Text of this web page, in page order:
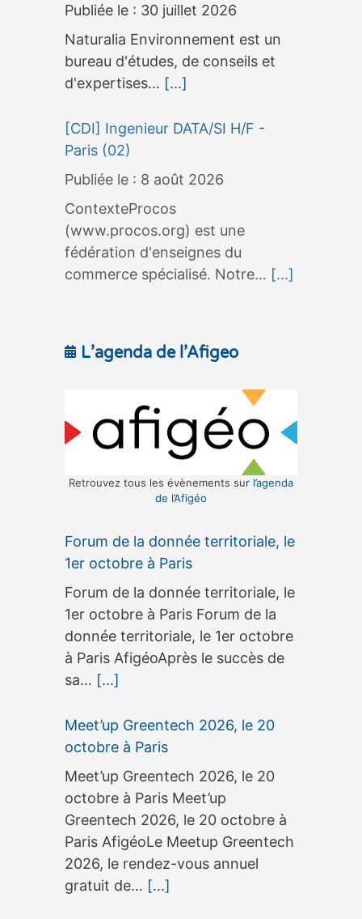
30 juillet 2026
Naturalia Environnement est un
bureau d'études, de conseils et
d'expertises… [...]
[CDI] Ingenieur DATA/SI H/F -
Paris (02)
8 août 2026
ContexteProcos
(www.procos.org) est une
fédération d'enseignes du
commerce spécialisé. Notre… [...]
L’agenda de l’Afigeo
Retrouvez tous les évènements sur l’agenda
de l’Afigéo
Forum de la donnée territoriale, le
1er octobre à Paris
Forum de la donnée territoriale, le
1er octobre à Paris Forum de la
donnée territoriale, le 1er octobre
à Paris AfigéoAprès le succès de
sa… [...]
Meet’up Greentech 2026, le 20
octobre à Paris
Meet’up Greentech 2026, le 20
octobre à Paris Meet’up
Greentech 2026, le 20 octobre à
Paris AfigéoLe Meetup Greentech
2026, le rendez-vous annuel
gratuit de… [...]